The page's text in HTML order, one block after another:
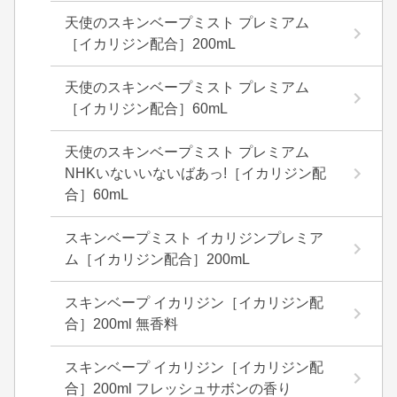
天使のスキンベープミスト プレミアム
［イカリジン配合］200mL
天使のスキンベープミスト プレミアム
［イカリジン配合］60mL
天使のスキンベープミスト プレミアム
NHKいないいないばあっ!［イカリジン配
合］60mL
スキンベープミスト イカリジンプレミア
ム［イカリジン配合］200mL
スキンベープ イカリジン［イカリジン配
合］200ml 無香料
スキンベープ イカリジン［イカリジン配
合］200ml フレッシュサボンの香り